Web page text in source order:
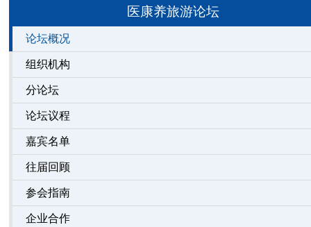
医康养旅游论坛
论坛概况
组织机构
分论坛
论坛议程
嘉宾名单
往届回顾
参会指南
企业合作